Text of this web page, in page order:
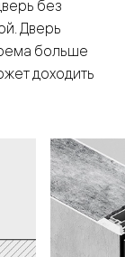
без
Дверь
больше
доходить